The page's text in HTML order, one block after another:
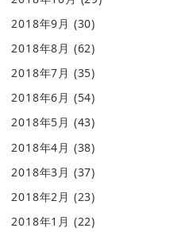
2018年9月 (30)
2018年8月 (62)
2018年7月 (35)
2018年6月 (54)
2018年5月 (43)
2018年4月 (38)
2018年3月 (37)
2018年2月 (23)
2018年1月 (22)